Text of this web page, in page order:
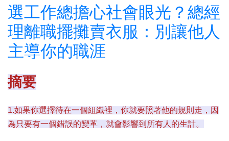
選工作總擔心社會眼光？總經
理離職擺攤賣衣服：別讓他人
主導你的職涯
摘要
1.如果你選擇待在一個組織裡，你就要照著他的規則走，因
為只要有一個錯誤的變革，就會影響到所有人的生計。